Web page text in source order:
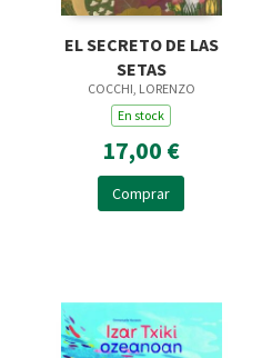
EL SECRETO DE LAS
SETAS
COCCHI, LORENZO
En stock
17,00 €
Comprar